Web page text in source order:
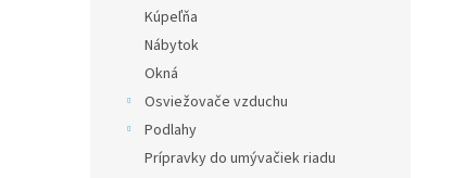
Kúpeľňa
Nábytok
Okná
Osviežovače vzduchu
Podlahy
Prípravky do umývačiek riadu